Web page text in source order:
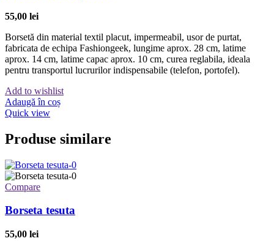
55,00 lei
Borsetă din material textil placut, impermeabil, usor de purtat,
fabricata de echipa Fashiongeek, lungime aprox. 28 cm, latime
aprox. 14 cm, latime capac aprox. 10 cm, curea reglabila, ideala
pentru transportul lucrurilor indispensabile (telefon, portofel).
Add to wishlist
Adaugă în coș
Quick view
Produse similare
Compare
Borseta tesuta
55,00 lei